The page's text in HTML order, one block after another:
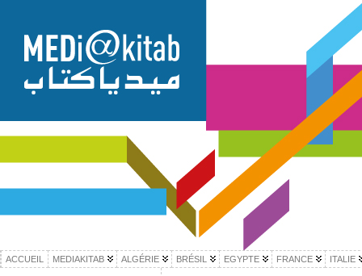
ACCUEIL MEDIAKITAB ALGÉRIE BRÉSIL EGYPTE FRANCE ITALIE